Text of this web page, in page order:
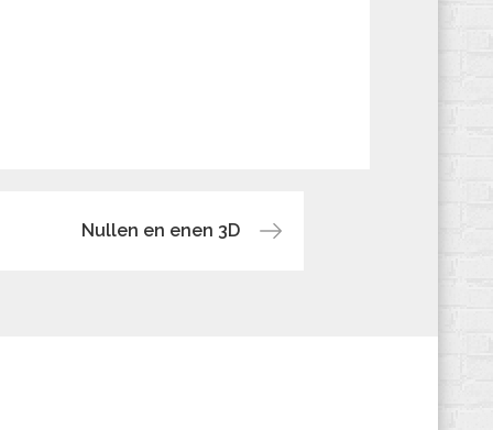
Nullen en enen 3D